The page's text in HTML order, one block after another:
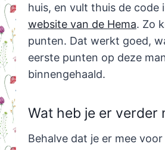
huis, en vult thuis de code
website van de Hema. Zo
punten. Dat werkt goed,
eerste punten op deze
binnengehaald.
Wat heb je er verder
Behalve dat je er mee